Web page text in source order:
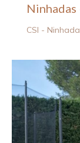
Ninhadas
CSI -